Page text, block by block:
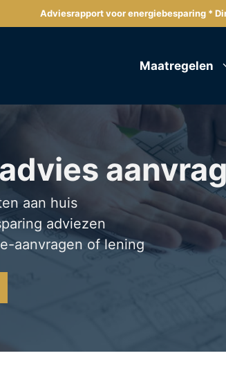
Adviesrapport voor energiebesparing *
Maatregelen
aan huis
adviezen
aanvragen of lening